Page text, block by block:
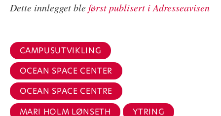
Dette innlegget bleførst publisert i Adresseavisen
CAMPUSUTVIKLING
OCEAN SPACE CENTER
OCEAN SPACE CENTRE
MARI HOLM LØNSETH
YTRING